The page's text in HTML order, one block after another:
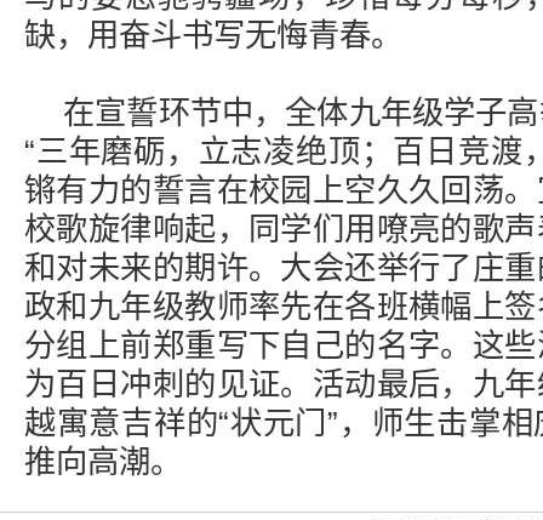
缺，用奋斗书写无悔青春。
在宣誓环节中，全体九年级学子
“三年磨砺，立志凌绝顶；百日竞
锵有力的誓言在校园上空久久回荡
校歌旋律响起，同学们用嘹亮的歌
和对未来的期许。大会还举行了庄
政和九年级教师率先在各班横幅上
分组上前郑重写下自己的名字。这
为百日冲刺的见证。活动最后，九
越寓意吉祥的“状元门”，师生击掌
推向高潮。